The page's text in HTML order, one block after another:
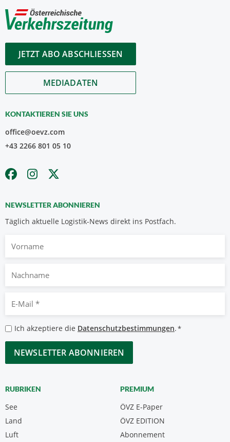
JETZT ABO ABSCHLIESSEN
MEDIADATEN
KONTAKTIEREN SIE UNS
office@oevz.com
+43 2266 801 05 10
NEWSLETTER ABONNIEREN
Täglich aktuelle Logistik-News direkt ins Postfach.
Nachname
Mail
*
Datenschutzbestimmungen
*
Ich akzeptiere die Datenschutzbestimmungen.*
CAPTCHA
RUBRIKEN
See
Land
Luft
PREMIUM
ÖVZ E-Paper
Abonnement
ÖVZ EDITION